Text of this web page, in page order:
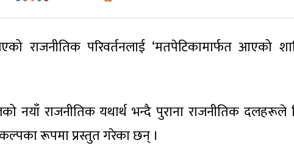
राजनीतिक परिवर्तनलाई ‘मतपेटिकामार्फत आएको
नयाँ राजनीतिक यथार्थ भन्दै पुराना राजनीतिक दलहरूले
रूपमा प्रस्तुत गरेका छन् ।